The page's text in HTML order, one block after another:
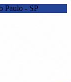
Paulo - SP